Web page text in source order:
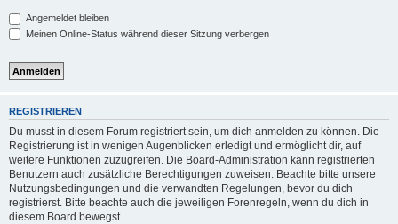
Angemeldet bleiben
Meinen Online-Status während dieser Sitzung verbergen
REGISTRIEREN
Du musst in diesem Forum registriert sein, um dich anmelden zu können. Die
Registrierung ist in wenigen Augenblicken erledigt und ermöglicht dir, auf
weitere Funktionen zuzugreifen. Die Board-Administration kann registrierten
Benutzern auch zusätzliche Berechtigungen zuweisen. Beachte bitte unsere
Nutzungsbedingungen und die verwandten Regelungen, bevor du dich
registrierst. Bitte beachte auch die jeweiligen Forenregeln, wenn du dich in
diesem Board bewegst.